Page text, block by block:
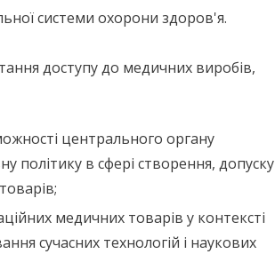
системи охорони здоров'я.
доступу до медичних виробів,
центрального органу
політику в сфері створення, допуску
медичних товарів у контексті
сучасних технологій і наукових